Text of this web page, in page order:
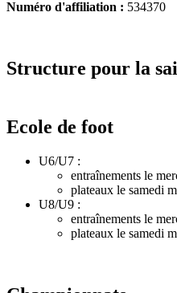
Numéro d'affiliation : 534370
Structure pour la
Ecole de foot
U6/U7 :
entraînements le
plateaux le samedi
U8/U9 :
entraînements le
plateaux le samedi